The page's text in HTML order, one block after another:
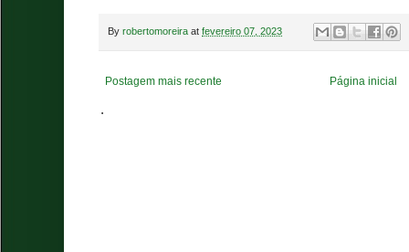
By robertomoreira at fevereiro 07, 2023
Postagem mais recente Página inicial
.